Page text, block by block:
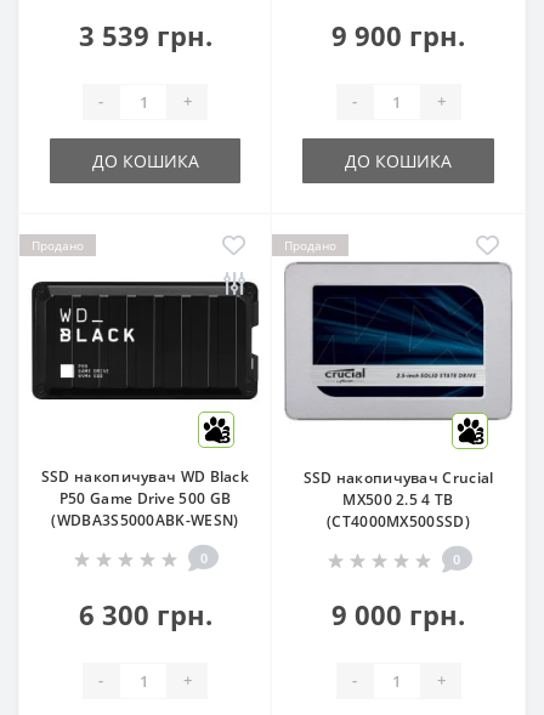
3 539 грн.
- +
ДО КОШИКА
9 900 грн.
- +
ДО КОШИКА
Продано
3
SSD накопичувач WD Black
P50 Game Drive 500 GB
(WDBA3S5000ABK-WESN)
0
6 300 грн.
- +
Продано
3
SSD накопичувач Crucial
MX500 2.5 4 TB
(CT4000MX500SSD)
0
9 000 грн.
- +